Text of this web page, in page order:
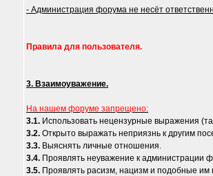
- Администрация форума не несёт
Правила для пользователя.
3. Взаимоуважение.
На нашем форуме запрещено:
3.1. Использовать нецензурные выражения
3.2. Открыто выражать неприязнь к другим
3.3. Выяснять личные отношения.
3.4. Проявлять неуважение к администрации
3.5. Проявлять расизм, нацизм и подобные им